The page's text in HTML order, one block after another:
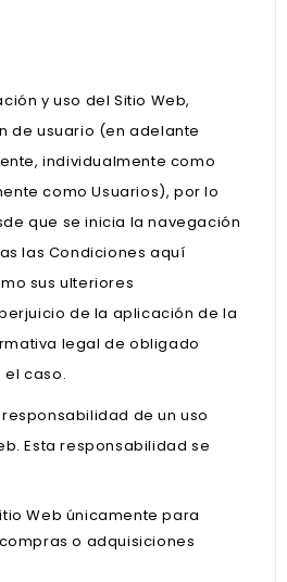
y uso del Sitio Web,
de usuario (en adelante
individualmente como
como Usuarios), por lo
que se inicia la navegación
las Condiciones aquí
sus ulteriores
de la aplicación de la
legal de obligado
el caso.
de un uso
Esta responsabilidad se
Web únicamente para
o adquisiciones